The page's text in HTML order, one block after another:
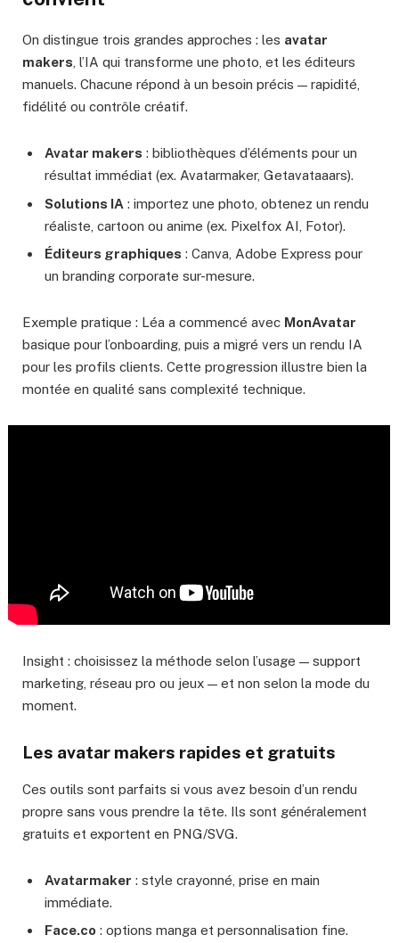
On distingue trois grandes approches : les avatar
makers , l’IA qui transforme une photo, et les éditeurs
manuels. Chacune répond à un besoin précis — rapidité,
fidélité ou contrôle créatif.
Avatar makers : bibliothèques d’éléments pour un
résultat immédiat (ex. Avatarmaker, Getavataaars).
Solutions IA : importez une photo, obtenez un rendu
réaliste, cartoon ou anime (ex. Pixelfox AI, Fotor).
Éditeurs graphiques : Canva, Adobe Express pour
un branding corporate sur-mesure.
Exemple pratique : Léa a commencé avec MonAvatar
basique pour l’onboarding, puis a migré vers un rendu IA
pour les profils clients. Cette progression illustre bien la
montée en qualité sans complexité technique.
Insight : choisissez la méthode selon l’usage — support
marketing, réseau pro ou jeux — et non selon la mode du
moment.
Les avatar makers rapides et gratuits
Ces outils sont parfaits si vous avez besoin d’un rendu
propre sans vous prendre la tête. Ils sont généralement
gratuits et exportent en PNG/SVG.
Avatarmaker : style crayonné, prise en main
immédiate.
Face.co : options manga et personnalisation fine.